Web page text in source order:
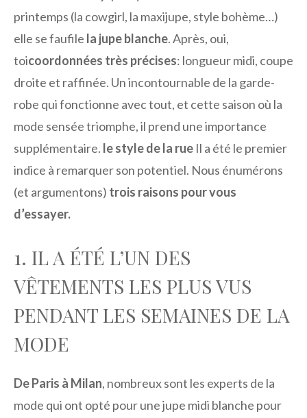
printemps (la cowgirl, la maxijupe, style bohème…)
elle se faufile la jupe blanche. Après, oui,
toicoordonnées très précises: longueur midi, coupe
droite et raffinée. Un incontournable de la garde-
robe qui fonctionne avec tout, et cette saison où la
mode sensée triomphe, il prend une importance
supplémentaire. le style de la rue Il a été le premier
indice à remarquer son potentiel. Nous énumérons
(et argumentons) trois raisons pour vous
d’essayer.
1. IL A ÉTÉ L’UN DES
VÊTEMENTS LES PLUS VUS
PENDANT LES SEMAINES DE LA
MODE
De Paris à Milan, nombreux sont les experts de la
mode qui ont opté pour une jupe midi blanche pour